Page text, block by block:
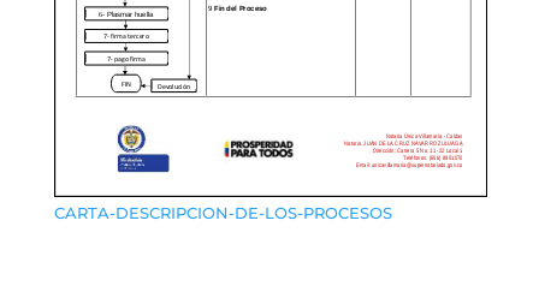
CARTA-DESCRIPCION-DE-LOS-PROCESOS